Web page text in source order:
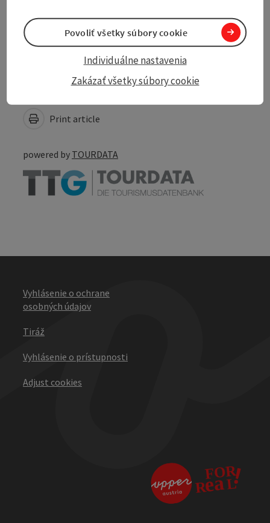
Accessibility
Create PDF
Print article
powered by TOURDATA
Vyhlásenie o ochrane
osobných údajov
Tiráž
Vyhlásenie o prístupnosti
Adjust cookies
Zakázať všetky súbory cookie
Individuálne nastavenia
Povoliť všetky súbory cookie